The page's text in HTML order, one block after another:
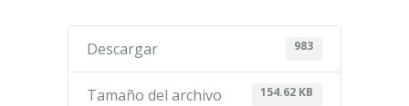
Descargar 983
Tamaño del archivo 154.62 KB